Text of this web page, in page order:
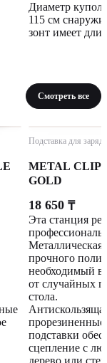
Диаметр
115 см
зонт имеет
Смотреть все
Подставка для
METAL
GOLD
18 650 ₸
Эта станция
Металлическая
прочного
необходимый
от случайных
стола.
подставки
сцепление с
дерево или